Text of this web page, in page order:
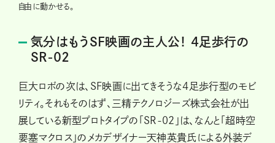
自由に動かせる。
気分はもうSF映画の主人公！ 4足歩行の
SR-02
巨大ロボの次は、SF映画に出てきそうな4足歩行型のモビ
リティ。それもそのはず、三精テクノロジーズ株式会社が出
展している新型プロトタイプの「SR-02」は、なんと「超時空
要塞マクロス」のメカデザイナー天神英貴氏による外装デ